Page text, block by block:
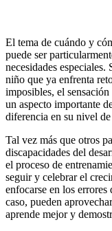
El tema de cuándo y
puede ser
necesidades
niño que ya enfrenta
imposibles, el
un aspecto importante
diferencia en su nivel
Tal vez más que otros
discapacidades del
el proceso de
seguir y celebrar el
enfocarse en los
caso, pueden
aprende mejor y